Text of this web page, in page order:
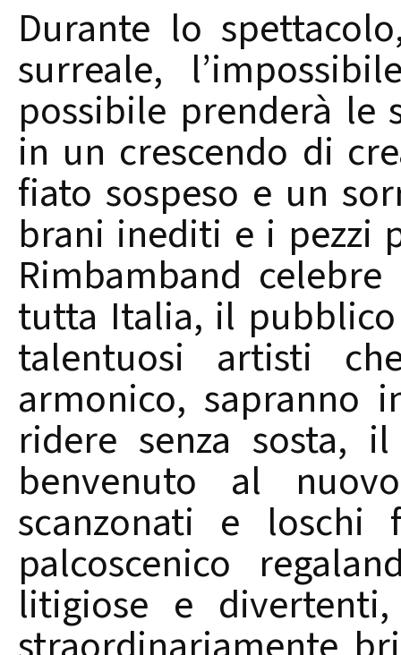
Durante lo
surreale,
possibile prenderà le
in un crescendo di
fiato sospeso e un
brani inediti e i pezzi
Rimbamband
tutta Italia, il
talentuosi artisti
armonico, sapranno
ridere senza sosta,
benvenuto al
scanzonati e loschi
palcoscenico
litigiose e